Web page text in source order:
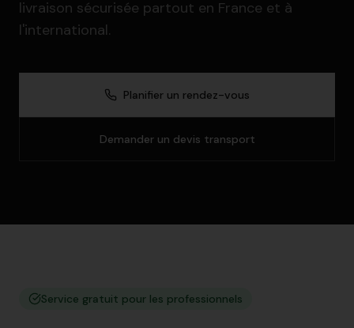
livraison sécurisée partout en France et à
l'international.
Planifier un rendez-vous
Demander un devis transport
Service gratuit pour les professionnels